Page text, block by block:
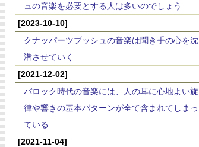
ュの音楽を必要とする人は多いのでしょう
[2023-10-10]
クナッパーツブッシュの音楽は聞き手の心を沈
潜させていく
[2021-12-02]
バロック時代の音楽には、人の耳に心地よい旋
律や響きの基本パターンが全て含まれてしまっ
ている
[2021-11-04]